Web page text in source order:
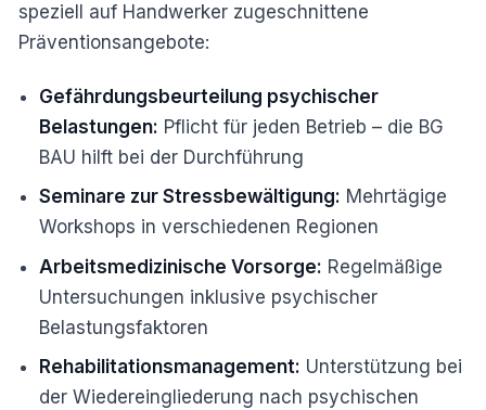
speziell auf Handwerker zugeschnittene
Präventionsangebote:
Gefährdungsbeurteilung psychischer
Belastungen: Pflicht für jeden Betrieb – die BG
BAU hilft bei der Durchführung
Seminare zur Stressbewältigung: Mehrtägige
Workshops in verschiedenen Regionen
Arbeitsmedizinische Vorsorge: Regelmäßige
Untersuchungen inklusive psychischer
Belastungsfaktoren
Rehabilitationsmanagement: Unterstützung bei
der Wiedereingliederung nach psychischen